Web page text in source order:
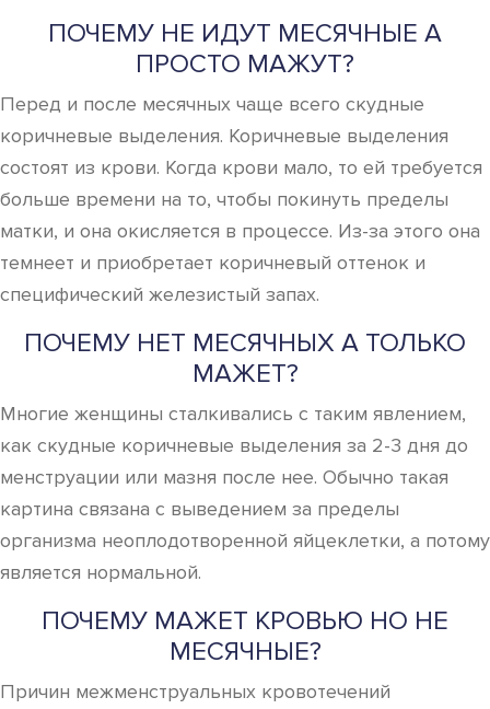
ПОЧЕМУ НЕ ИДУТ МЕСЯЧНЫЕ А
ПРОСТО МАЖУТ?
Перед и после месячных чаще всего скудные
коричневые выделения. Коричневые выделения
состоят из крови. Когда крови мало, то ей требуется
больше времени на то, чтобы покинуть пределы
матки, и она окисляется в процессе. Из-за этого она
темнеет и приобретает коричневый оттенок и
специфический железистый запах.
ПОЧЕМУ НЕТ МЕСЯЧНЫХ А ТОЛЬКО
МАЖЕТ?
Многие женщины сталкивались с таким явлением,
как скудные коричневые выделения за 2-3 дня до
менструации или мазня после нее. Обычно такая
картина связана с выведением за пределы
организма неоплодотворенной яйцеклетки, а потому
является нормальной.
ПОЧЕМУ МАЖЕТ КРОВЬЮ НО НЕ
МЕСЯЧНЫЕ?
Причин межменструальных кровотечений